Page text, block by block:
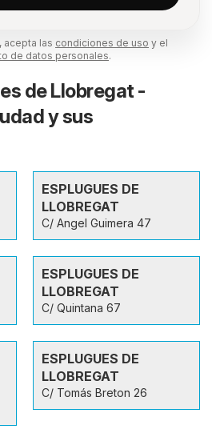
acepta las condiciones de uso y el
de datos personales.
de Llobregat -
y sus
ESPLUGUES DE
LLOBREGAT
C/ Angel Guimera 47
ESPLUGUES DE
LLOBREGAT
C/ Quintana 67
ESPLUGUES DE
LLOBREGAT
C/ Tomás Breton 26